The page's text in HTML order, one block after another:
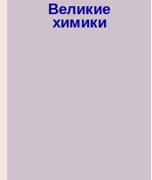
Великие
химики